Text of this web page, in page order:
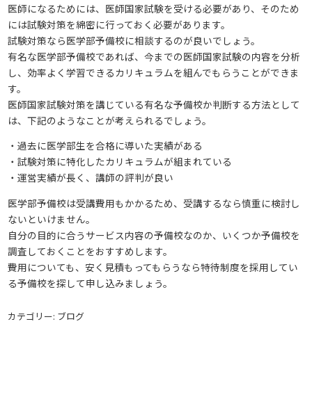
医師になるためには、医師国家試験を受ける必要があり、そのため
には試験対策を綿密に行っておく必要があります。
試験対策なら医学部予備校に相談するのが良いでしょう。
有名な医学部予備校であれば、今までの医師国家試験の内容を分析
し、効率よく学習できるカリキュラムを組んでもらうことができま
す。
医師国家試験対策を講じている有名な予備校か判断する方法として
は、下記のようなことが考えられるでしょう。
・過去に医学部生を合格に導いた実績がある
・試験対策に特化したカリキュラムが組まれている
・運営実績が長く、講師の評判が良い
医学部予備校は受講費用もかかるため、受講するなら慎重に検討し
ないといけません。
自分の目的に合うサービス内容の予備校なのか、いくつか予備校を
調査しておくことをおすすめします。
費用についても、安く見積もってもらうなら特待制度を採用してい
る予備校を探して申し込みましょう。
カテゴリー: ブログ